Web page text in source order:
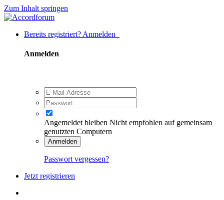
Zum Inhalt springen
Bereits registriert? Anmelden
Anmelden
Angemeldet bleiben Nicht empfohlen auf gemeinsam
genutzten Computern
Anmelden
Passwort vergessen?
Jetzt registrieren